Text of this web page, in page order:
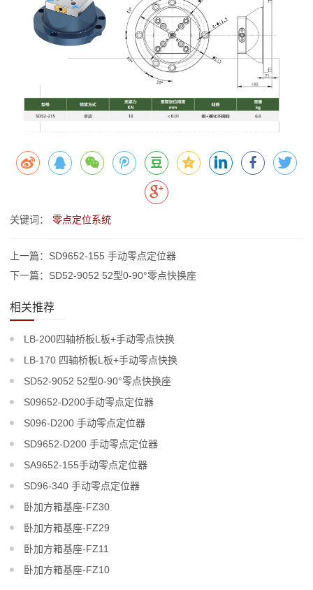
关键词： 零点定位系统
上一篇：SD9652-155 手动零点定位器
下一篇：SD52-9052 52型0-90°零点快换座
相关推荐
LB-200四轴桥板L板+手动零点快换
LB-170 四轴桥板L板+手动零点快换
SD52-9052 52型0-90°零点快换座
S09652-D200手动零点定位器
S096-D200 手动零点定位器
SD9652-D200 手动零点定位器
SA9652-155手动零点定位器
SD96-340 手动零点定位器
卧加方箱基座-FZ30
卧加方箱基座-FZ29
卧加方箱基座-FZ11
卧加方箱基座-FZ10